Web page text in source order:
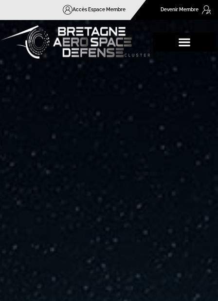
Accès Espace Membre Devenir Membre